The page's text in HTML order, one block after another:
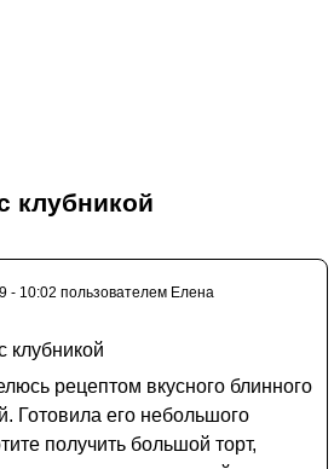
клубникой
- 10:02 пользователем Елена
рецептом вкусного блинного
Готовила его небольшого
получить большой торт,